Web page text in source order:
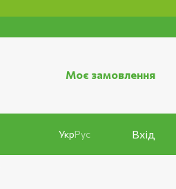
Моє замовлення
УкрРус Вхід